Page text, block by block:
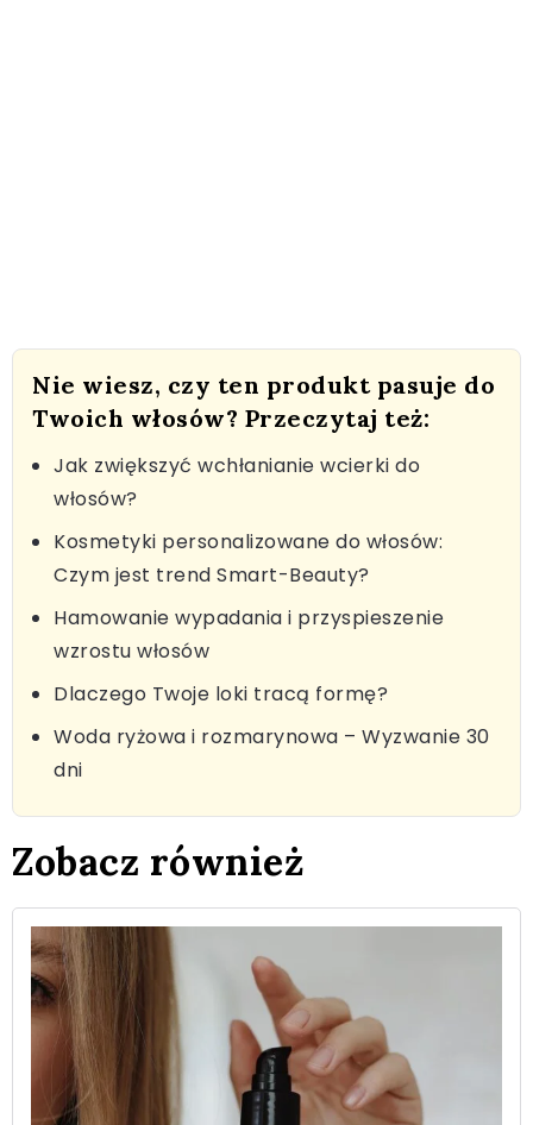
Nie wiesz, czy ten produkt pasuje do
Twoich włosów? Przeczytaj też:
Jak zwiększyć wchłanianie wcierki do
włosów?
Kosmetyki personalizowane do włosów:
Czym jest trend Smart-Beauty?
Hamowanie wypadania i przyspieszenie
wzrostu włosów
Dlaczego Twoje loki tracą formę?
Woda ryżowa i rozmarynowa – Wyzwanie 30
dni
Zobacz również